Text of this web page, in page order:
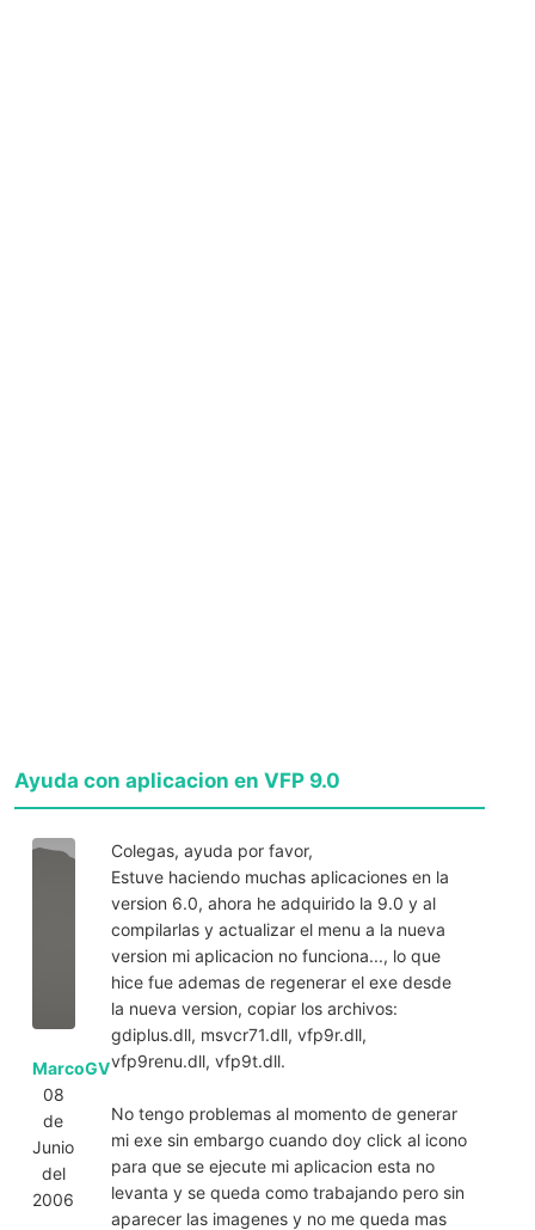
Ayuda con aplicacion en VFP 9.0
MarcoGV
08
de
Junio
del
2006
Colegas, ayuda por favor,
Estuve haciendo muchas aplicaciones en la
version 6.0, ahora he adquirido la 9.0 y al
compilarlas y actualizar el menu a la nueva
version mi aplicacion no funciona..., lo que
hice fue ademas de regenerar el exe desde
la nueva version, copiar los archivos:
gdiplus.dll, msvcr71.dll, vfp9r.dll,
vfp9renu.dll, vfp9t.dll.
No tengo problemas al momento de generar
mi exe sin embargo cuando doy click al icono
para que se ejecute mi aplicacion esta no
levanta y se queda como trabajando pero sin
aparecer las imagenes y no me queda mas